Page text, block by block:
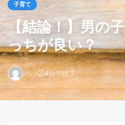
子育て
【結論！】男の
っちが良い？
パパschedule4分で読了